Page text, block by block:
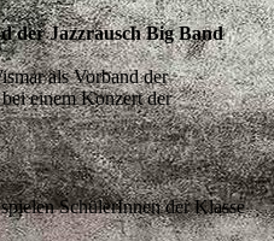
der Jazzrausch Big Band
als Vorband der
einem Konzert der
SchülerInnen der Klasse